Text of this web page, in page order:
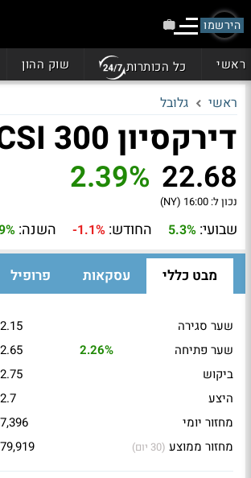
הירשמו
ראשי כל הכותרות שוק ההון
ראשי גלובל
דירקסיון CSI 300 סין לונג כפול 2 (CHAU)
22.68
2.39%
נכון ל: 16:00 (NY)
שבועי: 5.3% החודש: -1.1% השנה:
מבט כללי עסקאות פרופיל
שער סגירה
שער פתיחה
2.26%
ביקוש
היצע
מחזור יומי
מחזור ממוצע (30 יום)